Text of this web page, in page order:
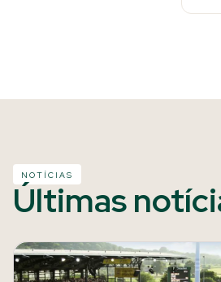
NOTÍCIAS
Últimas